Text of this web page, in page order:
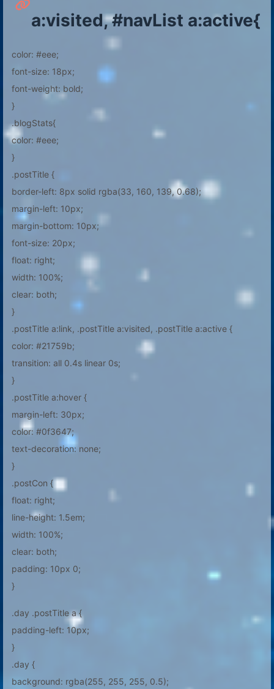
a:visited, #navList a:active{
color: #eee;
font-size: 18px;
font-weight: bold;
}
.blogStats{
color: #eee;
}
.postTitle {
border-left: 8px solid rgba(33, 160, 139, 0.68);
margin-left: 10px;
margin-bottom: 10px;
font-size: 20px;
float: right;
width: 100%;
clear: both;
}
.postTitle a:link, .postTitle a:visited, .postTitle a:active {
color: #21759b;
transition: all 0.4s linear 0s;
}
.postTitle a:hover {
margin-left: 30px;
color: #0f3647;
text-decoration: none;
}
.postCon {
float: right;
line-height: 1.5em;
width: 100%;
clear: both;
padding: 10px 0;
}
.day .postTitle a {
padding-left: 10px;
}
.day {
background: rgba(255, 255, 255, 0.5);